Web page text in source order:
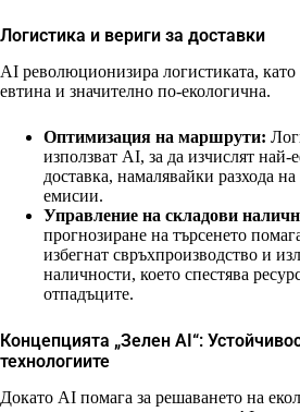
Логистика и вериги за доставки
AI революционизира логистиката,
евтина и значително по-екологична.
Оптимизация на маршрути:
използват AI, за да изчислят
доставка, намалявайки разхода
емисии.
Управление на складови
прогнозиране на търсенето
избегнат свръхпроизводство и
наличности, което спестява
отпадъците.
Концепцията „Зелен AI“:
технологиите
Докато AI помага за решаването на